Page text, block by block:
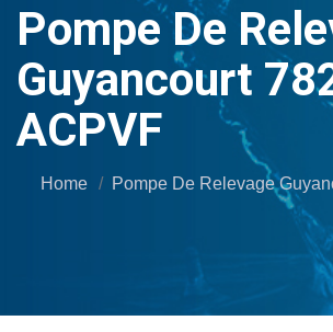
Pompe De
Guyancourt
ACPVF
Home Pompe De Relevage